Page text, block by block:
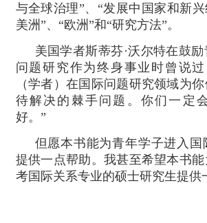
与全球治理”、“发展中国家和新
美洲”、“欧洲”和“研究方法”。
美国学者斯蒂芬·沃尔特在鼓
问题研究作为终身事业时曾说
（学者）在国际问题研究领域为
待解决的棘手问题。你们一定
好。”
但愿本书能为青年学子进入国
提供一点帮助。我甚至希望本书
考国际关系专业的硕士研究生提供